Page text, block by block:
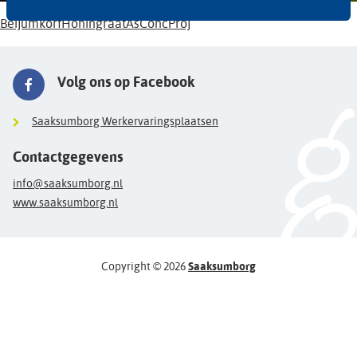
BeijumkorfHoningraatAsConcProj
Volg ons op Facebook
Saaksumborg Werkervaringsplaatsen
Contactgegevens
info@saaksumborg.nl
www.saaksumborg.nl
Copyright © 2026Saaksumborg